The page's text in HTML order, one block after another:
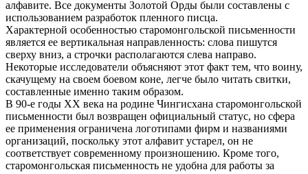
алфавите. Все документы Золотой Орды были составлены с
использованием разработок пленного писца.
Характерной особенностью старомонгольской письменности
является ее вертикальная направленность: слова пишутся
сверху вниз, а строчки располагаются слева направо.
Некоторые исследователи объясняют этот факт тем, что воину,
скачущему на своем боевом коне, легче было читать свитки,
составленные именно таким образом.
В 90-е годы XX века на родине Чингисхана старомонгольской
письменности был возвращен официальный статус, но сфера
ее применения ограничена логотипами фирм и названиями
организаций, поскольку этот алфавит устарел, он не
соответствует современному произношению. Кроме того,
старомонгольская письменность не удобна для работы за